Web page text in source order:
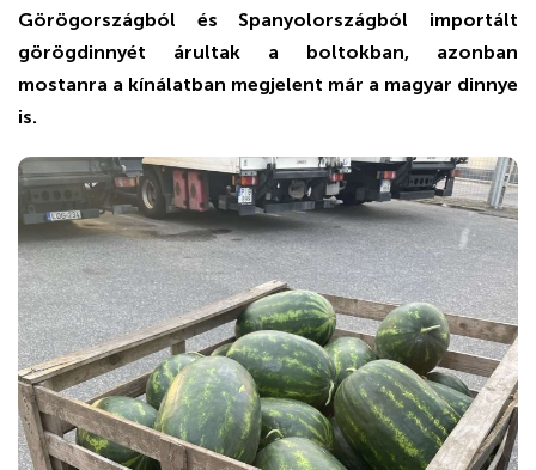
Görögországból és Spanyolországból importált
görögdinnyét árultak a boltokban, azonban
mostanra a kínálatban megjelent már a ma­gyar dinnye
is.